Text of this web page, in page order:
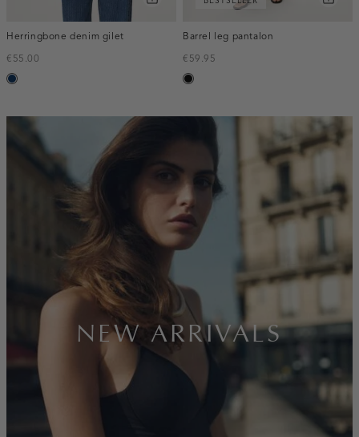
Herringbone denim gilet
€55.00
blauw,
dark
Barrel leg pantalon
€59.95
zwart
banner:new-
arrivals
NEW ARRIVALS